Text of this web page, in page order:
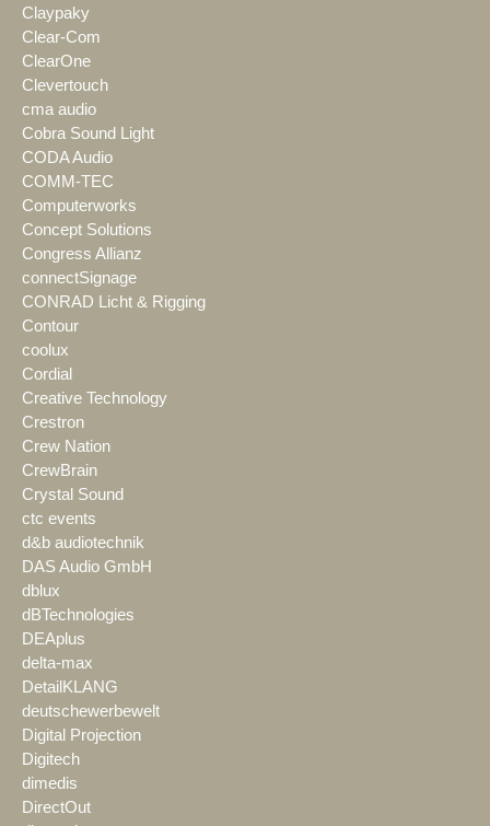
Claypaky
Clear-Com
ClearOne
Clevertouch
cma audio
Cobra Sound Light
CODA Audio
COMM-TEC
Computerworks
Concept Solutions
Congress Allianz
connectSignage
CONRAD Licht & Rigging
Contour
coolux
Cordial
Creative Technology
Crestron
Crew Nation
CrewBrain
Crystal Sound
ctc events
d&b audiotechnik
DAS Audio GmbH
dblux
dBTechnologies
DEAplus
delta-max
DetailKLANG
deutschewerbewelt
Digital Projection
Digitech
dimedis
DirectOut